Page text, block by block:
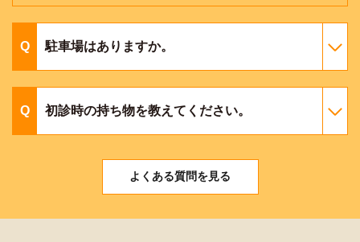
駐車場はありますか。
初診時の持ち物を教えてください。
よくある質問を見る